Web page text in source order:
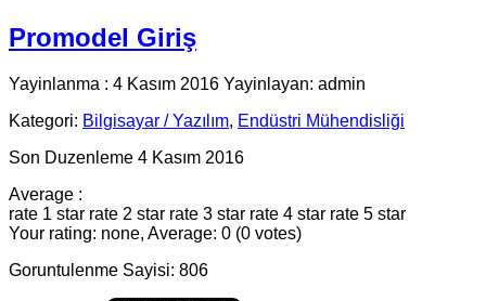
Promodel Giriş
Yayinlanma : 4 Kasım 2016 Yayinlayan: admin
Kategori: Bilgisayar / Yazılım, Endüstri Mühendisliği
Son Duzenleme 4 Kasım 2016
Average :
rate 1 star rate 2 star rate 3 star rate 4 star rate 5 star
Your rating: none, Average: 0 (0 votes)
Goruntulenme Sayisi: 806